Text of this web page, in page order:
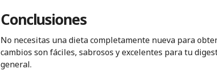
Conclusiones
No necesitas una dieta completamente nueva para
cambios son fáciles, sabrosos y excelentes para tu
general.